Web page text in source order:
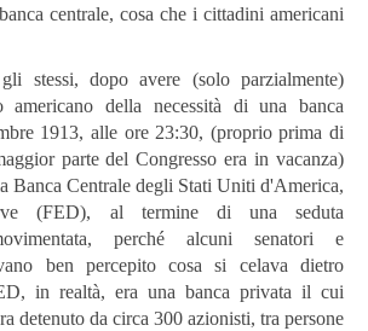
centrale, cosa che i cittadini americani
stessi, dopo avere (solo parzialmente)
della necessità di una banca
1913, alle ore 23:30, (proprio prima di
parte del Congresso era in vacanza)
Banca Centrale degli Stati Uniti d'America,
(FED), al termine di una seduta
perché alcuni senatori e
ben percepito cosa si celava dietro
in realtà, era una banca privata il cui
detenuto da circa 300 azionisti, tra persone